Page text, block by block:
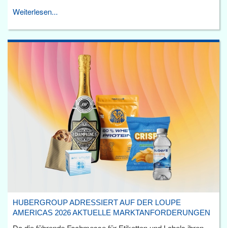
Weiterlesen...
HUBERGROUP ADRESSIERT AUF DER LOUPE
AMERICAS 2026 AKTUELLE MARKTANFORDERUNGEN